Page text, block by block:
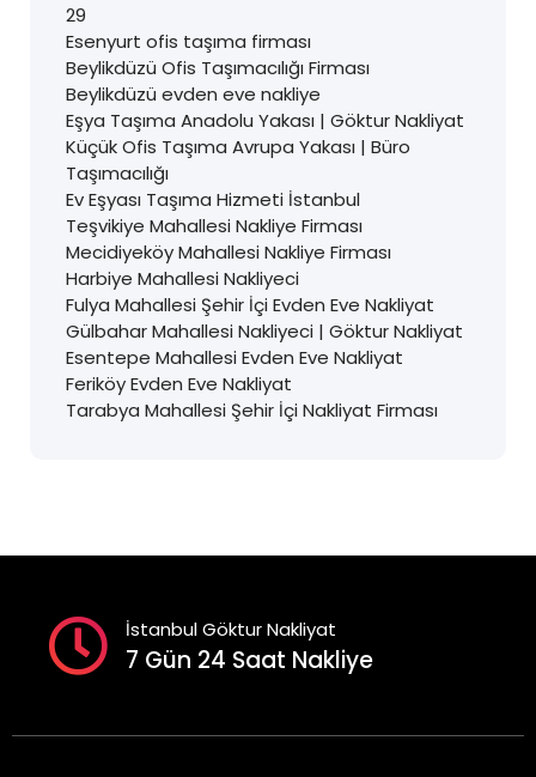
29
Esenyurt ofis taşıma firması
Beylikdüzü Ofis Taşımacılığı Firması
Beylikdüzü evden eve nakliye
Eşya Taşıma Anadolu Yakası | Göktur Nakliyat
Küçük Ofis Taşıma Avrupa Yakası | Büro
Taşımacılığı
Ev Eşyası Taşıma Hizmeti İstanbul
Teşvikiye Mahallesi Nakliye Firması
Mecidiyeköy Mahallesi Nakliye Firması
Harbiye Mahallesi Nakliyeci
Fulya Mahallesi Şehir İçi Evden Eve Nakliyat
Gülbahar Mahallesi Nakliyeci | Göktur Nakliyat
Esentepe Mahallesi Evden Eve Nakliyat
Feriköy Evden Eve Nakliyat
Tarabya Mahallesi Şehir İçi Nakliyat Firması
İstanbul Göktur Nakliyat
7 Gün 24 Saat Nakliye